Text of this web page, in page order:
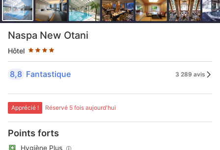
Naspa New Otani
Hôtel
4 étoiles au classement par étoile
8,8 Fantastique 3 289 avis
Apprécié ! Réservé 5 fois aujourd'hui
Points forts
Hygiène Plus